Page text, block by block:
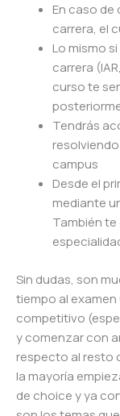
En caso de
carrera, el
Lo mismo
carrera
curso te
Tendrás
campus
Desde el
mediante
También
Sin dudas, son
tiempo al
competitivo
y comenzar con
respecto al resto
la mayoría
de choice y ya